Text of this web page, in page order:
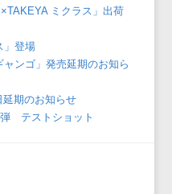
ミクラス」出荷
」登場
ンゴ」発売延期のお知ら
期のお知らせ
弾 テストショット